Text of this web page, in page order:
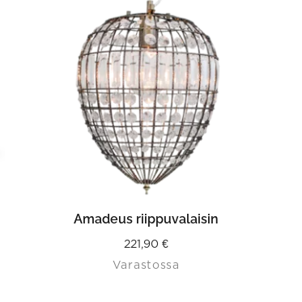
LISÄÄ OSTOSKORIIN
Amadeus riippuvalaisin
221,90 €
Varastossa